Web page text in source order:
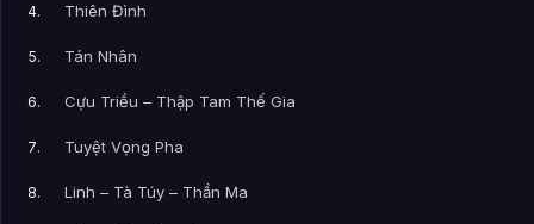
Thiên Đình
Tán Nhân
Cựu Triều – Thập Tam Thế Gia
Tuyệt Vọng Pha
Linh – Tà Túy – Thần Ma